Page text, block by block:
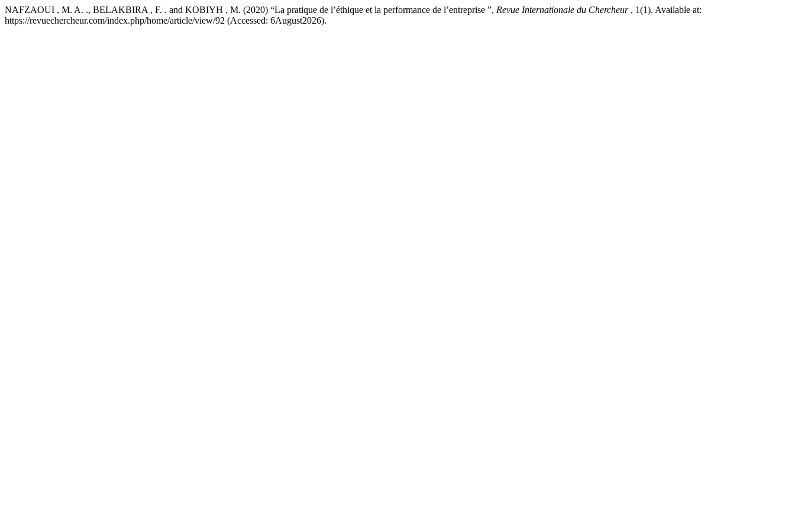
NAFZAOUI , M. A. ., BELAKBIRA , F. . and KOBIYH , M. (2020) “La pratique de l’éthique et la performance de l’entreprise ”, Revue Internationale du Chercheur , 1(1). Available at:
https://revuechercheur.com/index.php/home/article/view/92 (Accessed: 6August2026).